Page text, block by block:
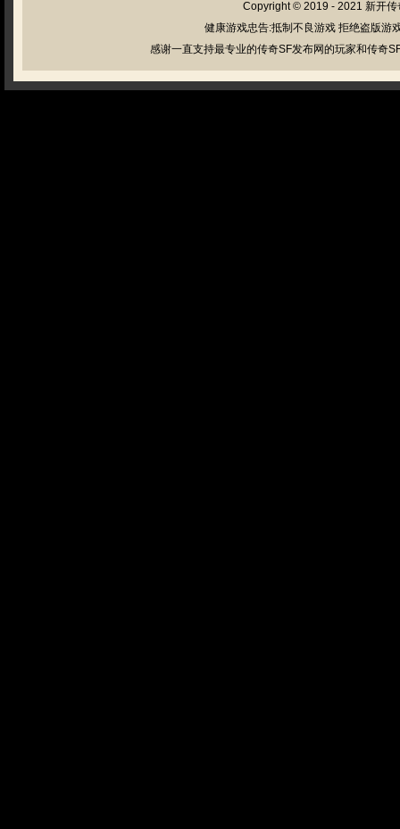
Copyright © 2019 - 2021 新开传
健康游戏忠告:抵制不良游戏 拒绝盗版游
感谢一直支持最专业的传奇SF发布网的玩家和传奇